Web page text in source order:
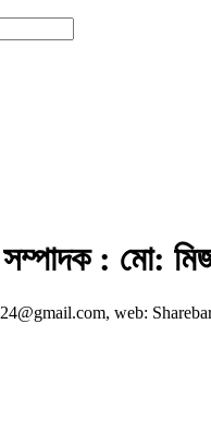
সম্পাদক : মো:
web: